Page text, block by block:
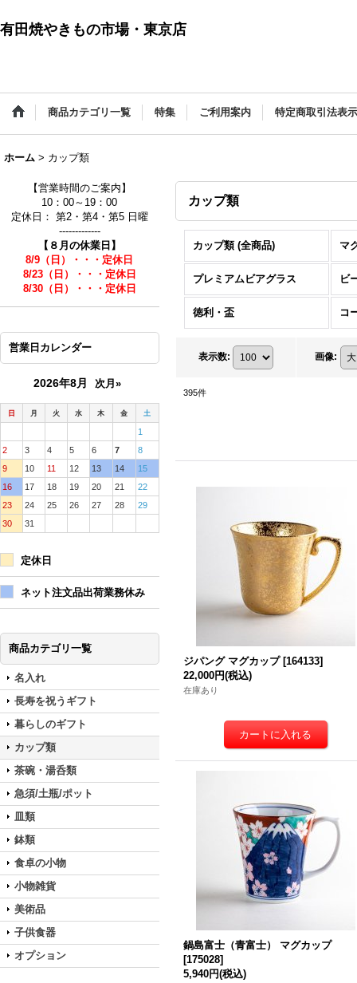
有田焼やきもの市場・東京店
商品カテゴリ一覧 特集 ご利用案内 特定商取引法表示
ホーム > カップ類
【営業時間のご案内】
10：00～19：00
定休日： 第2・第4・第5 日曜
-------------
【８月の休業日】
8/9（日）・・・定休日
8/23（日）・・・定休日
8/30（日）・・・定休日
営業日カレンダー
2026年8月 次月»
日 月 火 水 木 金 土
1
2
3 4 5 6 7
8
9
10 11 12 13 14
15
16
17 18 19 20 21
22
23
24 25 26 27 28
29
30
31
定休日
ネット注文品出荷業務休み
商品カテゴリ一覧
名入れ
長寿を祝うギフト
暮らしのギフト
カップ類
茶碗・湯呑類
急須/土瓶/ポット
皿類
鉢類
食卓の小物
小物雑貨
美術品
子供食器
オプション
カップ類
カップ類 (全商品) マ
プレミアムビアグラス ビ
徳利・盃 コ
表示数: 画像:
395件
ジパング マグカップ [164133]
22,000円(税込)
在庫あり
鍋島富士（青富士） マグカップ
[175028]
5,940円(税込)